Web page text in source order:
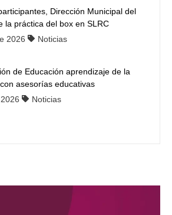
Dirección Municipal del
la práctica del box en SLRC
2026
Noticias
de Educación aprendizaje de la
asesorías educativas
Noticias